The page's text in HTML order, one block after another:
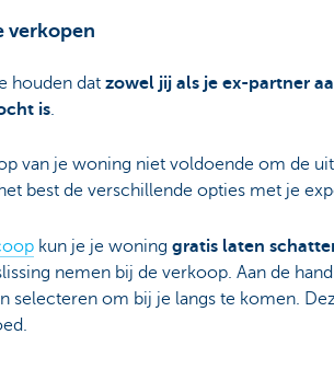
verkopen
houden dat zowel jij als je ex-partner
is.
van je woning niet voldoende om de
best de verschillende opties met je
kun je je woning gratis laten
nemen bij de verkoop. Aan de
selecteren om bij je langs te komen.